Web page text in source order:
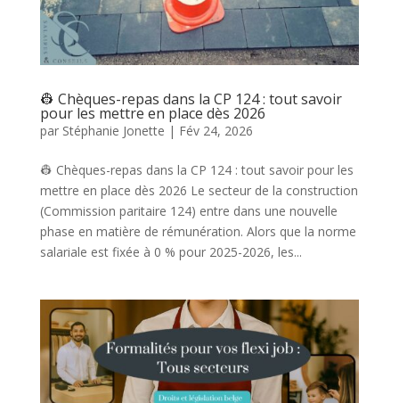
👷 Chèques-repas dans la CP 124 : tout savoir
pour les mettre en place dès 2026
par Stéphanie Jonette | Fév 24, 2026
👷 Chèques-repas dans la CP 124 : tout savoir pour les
mettre en place dès 2026 Le secteur de la construction
(Commission paritaire 124) entre dans une nouvelle
phase en matière de rémunération. Alors que la norme
salariale est fixée à 0 % pour 2025-2026, les...